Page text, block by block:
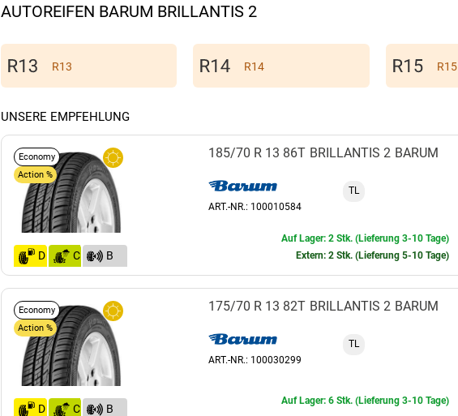
AUTOREIFEN BARUM BRILLANTIS 2
R13 R14 R15
UNSERE EMPFEHLUNG
Economy
Action %
D C
B
(70)
BARUM
BRILLANTIS 2
185/70 R 13 86T
ART.-NR.: 100010584
TL
Auf Lager: 2 Stk. (Lieferung 3-10 Tage)
Extern: 2 Stk. (Lieferung 5-10 Tage)
Economy
Action %
D C
B
BARUM
BRILLANTIS 2
175/70 R 13 82T
ART.-NR.: 100030299
TL
Auf Lager: 6 Stk. (Lieferung 3-10 Tage)